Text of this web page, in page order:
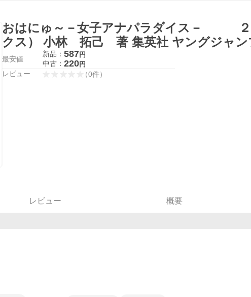
おはにゅ～－女子アナパラダイス－ ２
クス） 小林 拓己 著 集英社 ヤングジャン
最安値
新品： 587円
中古： 220円
レビュー （0件）
レビュー 概要